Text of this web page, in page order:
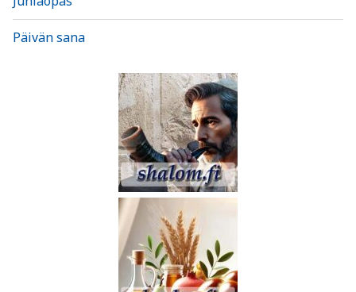
Päivän sana